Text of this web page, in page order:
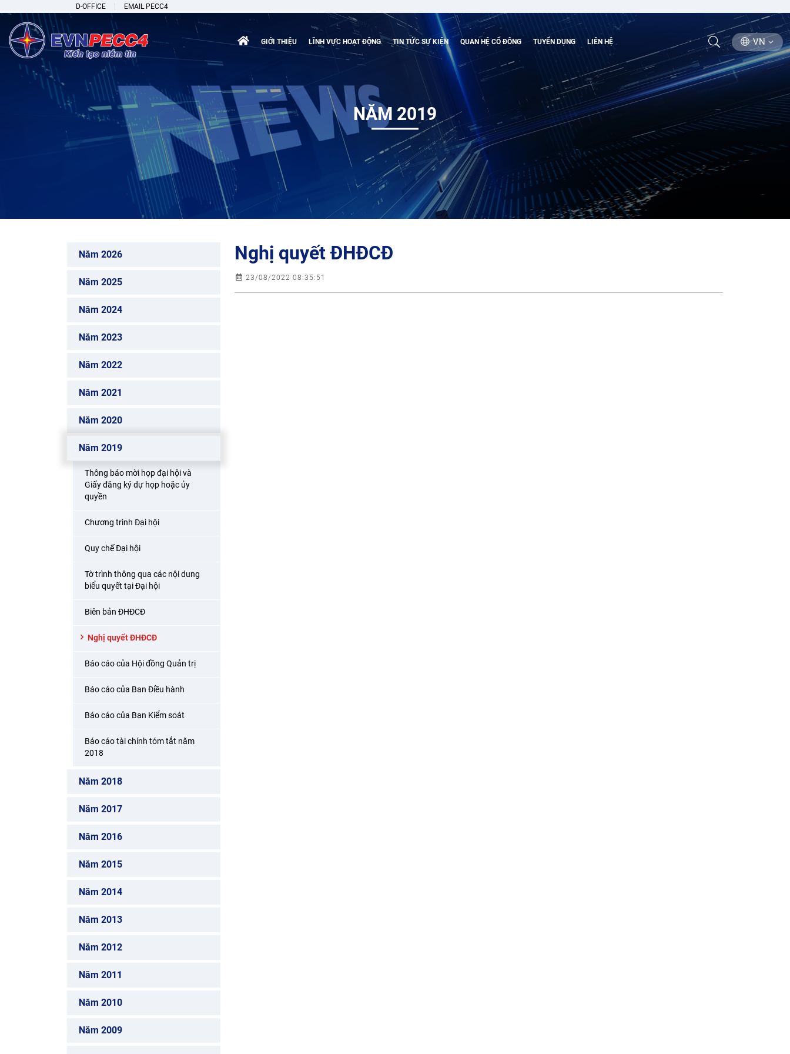
D-OFFICE EMAIL PECC4
GIỚI THIỆU LĨNH VỰC HOẠT ĐỘNG TIN TỨC SỰ KIỆN QUAN HỆ CỔ ĐÔNG TUYỂN DỤNG LIÊN HỆ VN
NĂM 2019
Năm 2026
Năm 2025
Năm 2024
Năm 2023
Năm 2022
Năm 2021
Năm 2020
Năm 2019
Thông báo mời họp đại hội và
Giấy đăng ký dự họp hoặc ủy
quyền
Chương trình Đại hội
Quy chế Đại hội
Tờ trình thông qua các nội dung
biểu quyết tại Đại hội
Biên bản ĐHĐCĐ
Nghị quyết ĐHĐCĐ
Báo cáo của Hội đồng Quản trị
Báo cáo của Ban Điều hành
Báo cáo của Ban Kiểm soát
Báo cáo tài chính tóm tắt năm
2018
Năm 2018
Năm 2017
Năm 2016
Năm 2015
Năm 2014
Năm 2013
Năm 2012
Năm 2011
Năm 2010
Năm 2009
Nghị quyết ĐHĐCĐ
23/08/2022 08:35:51